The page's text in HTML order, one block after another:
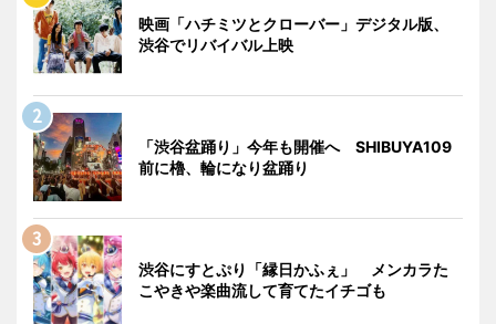
映画「ハチミツとクローバー」デジタル版、
渋谷でリバイバル上映
「渋谷盆踊り」今年も開催へ SHIBUYA109
前に櫓、輪になり盆踊り
渋谷にすとぷり「縁日かふぇ」 メンカラた
こやきや楽曲流して育てたイチゴも